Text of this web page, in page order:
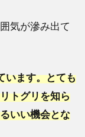
気が滲み出て
います。とても
トグリを知ら
いい機会とな